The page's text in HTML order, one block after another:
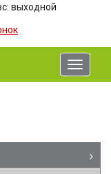
выходной
Toggle